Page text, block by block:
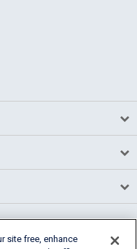
site free, enhance